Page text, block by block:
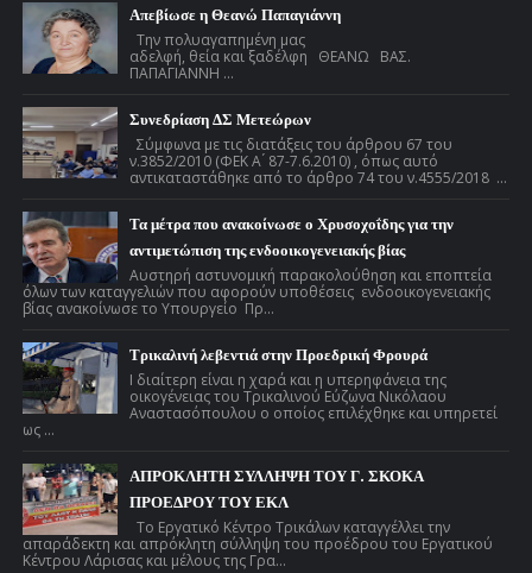
Απεβίωσε η Θεανώ Παπαγιάννη
Την πολυαγαπημένη μας
αδελφή, θεία και ξαδέλφη ΘΕΑΝΩ ΒΑΣ.
ΠΑΠΑΓΙΑΝΝΗ ...
Συνεδρίαση ΔΣ Μετεώρων
Σύμφωνα με τις διατάξεις του άρθρου 67 του
ν.3852/2010 (ΦΕΚ Α ́ 87-7.6.2010) , όπως αυτό
αντικαταστάθηκε από το άρθρο 74 του ν.4555/2018 ...
Τα μέτρα που ανακοίνωσε ο Χρυσοχοΐδης για την
αντιμετώπιση της ενδοοικογενειακής βίας
Αυστηρή αστυνομική παρακολούθηση και εποπτεία
όλων των καταγγελιών που αφορούν υποθέσεις ενδοοικογενειακής
βίας ανακοίνωσε το Υπουργείο Πρ...
Τρικαλινή λεβεντιά στην Προεδρική Φρουρά
Ι διαίτερη είναι η χαρά και η υπερηφάνεια της
οικογένειας του Τρικαλινού Εύζωνα Νικόλαου
Αναστασόπουλου ο οποίος επιλέχθηκε και υπηρετεί
ως ...
ΑΠΡΟΚΛΗΤΗ ΣΥΛΛΗΨΗ ΤΟΥ Γ. ΣΚΟΚΑ
ΠΡΟΕΔΡΟΥ ΤΟΥ ΕΚΛ
Το Εργατικό Κέντρο Τρικάλων καταγγέλλει την
απαράδεκτη και απρόκλητη σύλληψη του προέδρου του Εργατικού
Κέντρου Λάρισας και μέλους της Γρα...